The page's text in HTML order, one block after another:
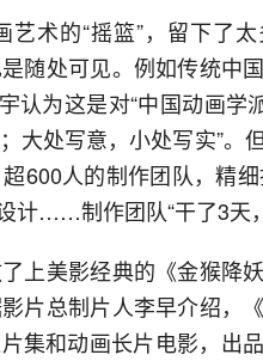
艺术的“摇篮”，留下了
随处可见。例如传统中
认为这是对“中国动画学
大处写意，小处写实”。
600人的制作团队，精
计……制作团队“干了3天
上美影经典的《金猴降
片总制片人李早介绍，
集和动画长片电影，出